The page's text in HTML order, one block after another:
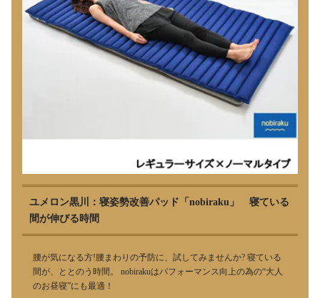
ユメロン黒川：寝姿勢改善パッド「nobiraku」 寝ている
間が伸びる時間
腰が気になる方!腰まわりの予防に、試してみませんか? 寝ている
間が、ととのう時間。 nobirakuはパフォーマンス向上の為の“大人
のお昼寝”にも最適！